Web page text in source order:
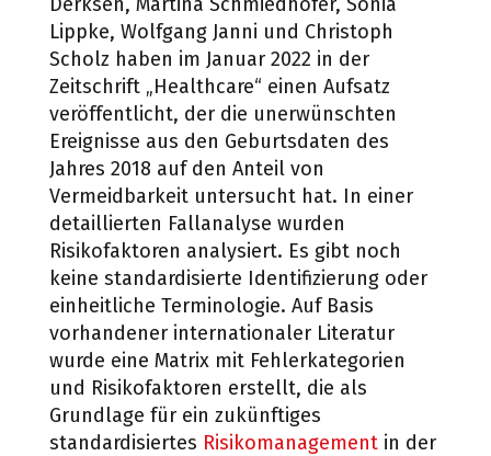
Lippke, Wolfgang Janni und Christoph
Scholz haben im Januar 2022 in der
Zeitschrift „Healthcare“ einen Aufsatz
veröffentlicht, der die unerwünschten
Ereignisse aus den Geburtsdaten des
Jahres 2018 auf den Anteil von
Vermeidbarkeit untersucht hat. In einer
detaillierten Fallanalyse wurden
Risikofaktoren analysiert. Es gibt noch
keine standardisierte Identifizierung oder
einheitliche Terminologie. Auf Basis
vorhandener internationaler Literatur
wurde eine Matrix mit Fehlerkategorien
und Risikofaktoren erstellt, die als
Grundlage für ein zukünftiges
standardisiertes Risikomanagementin der